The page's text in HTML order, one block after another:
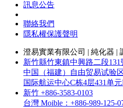
訊息公告
聯絡我們
隱私權保護聲明
澄易實業有限公司 | 純化器 |
新竹縣竹東鎮中興路二段131
中国（福建）自由贸易试验
国际航运中心C栋4层431单
新竹 +886-3583-0103
台灣 Moible：+886-989-125-